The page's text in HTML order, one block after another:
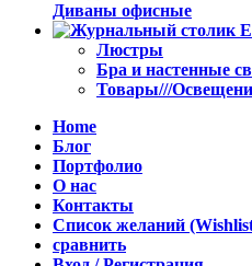
Диваны офисные
Люстры
Бра и настенные
Товары///
Home
Блог
Портфолио
О нас
Контакты
Список желаний
сравнить